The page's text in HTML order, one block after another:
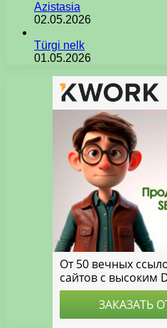
Azistasia
02.05.2026
Türgi nelk
01.05.2026